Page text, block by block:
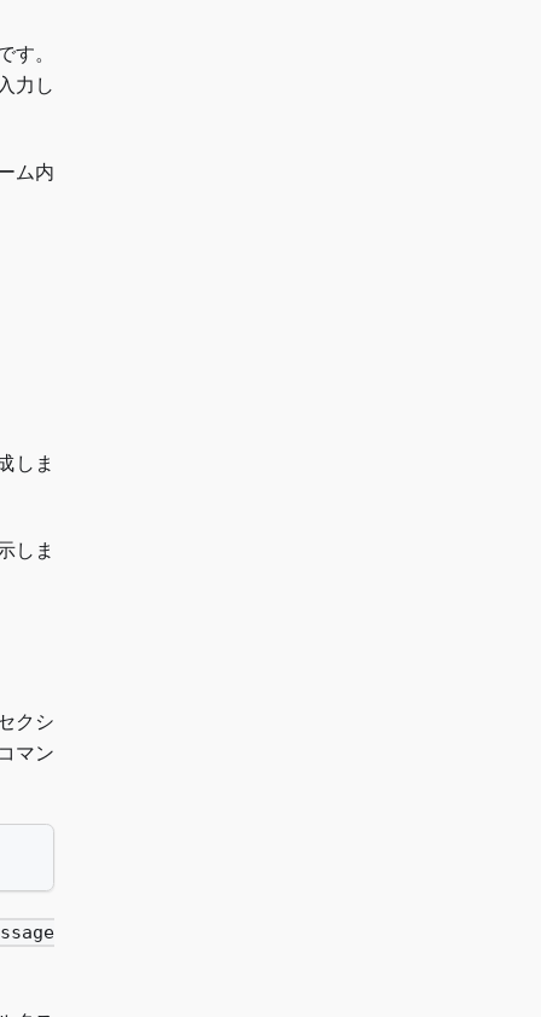
。
力し
ム内
しま
しま
クシ
マン